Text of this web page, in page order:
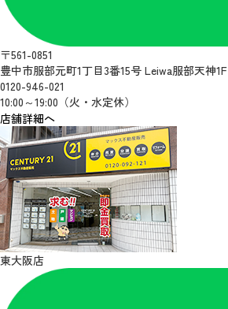
〒561-0851
豊中市服部元町1丁目3番15号 Leiwa服部天神1F
0120-946-021
10:00～19:00（火・水定休）
店舗詳細へ
東大阪店